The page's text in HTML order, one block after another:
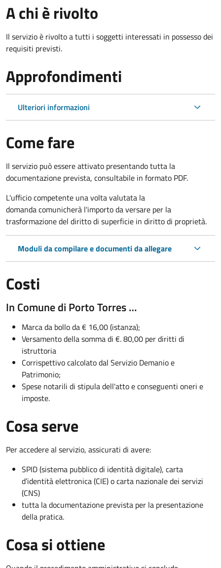
A chi è rivolto
Il servizio è rivolto a tutti i soggetti interessati in possesso dei
requisiti previsti.
Approfondimenti
Ulteriori informazioni
Come fare
Il servizio può essere attivato presentando tutta la
documentazione prevista, consultabile in formato PDF.
L'ufficio competente una volta valutata la
domanda comunicherà l'importo da versare per la
trasformazione del diritto di superficie in diritto di proprietà.
Moduli da compilare e documenti da allegare
Costi
In Comune di Porto Torres …
Marca da bollo da € 16,00 (istanza);
Versamento della somma di €. 80,00 per diritti di
istruttoria
Corrispettivo calcolato dal Servizio Demanio e
Patrimonio;
Spese notarili di stipula dell'atto e conseguenti oneri e
imposte.
Cosa serve
Per accedere al servizio, assicurati di avere:
SPID (sistema pubblico di identità digitale), carta
d’identità elettronica (CIE) o carta nazionale dei servizi
(CNS)
tutta la documentazione prevista per la presentazione
della pratica.
Cosa si ottiene